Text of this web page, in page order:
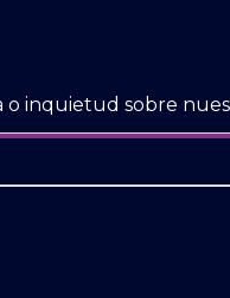
inquietud sobre